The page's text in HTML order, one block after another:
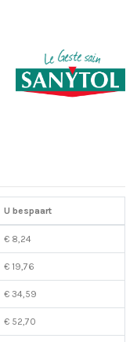
U bespaart
€ 8,24
€ 19,76
€ 34,59
€ 52,70